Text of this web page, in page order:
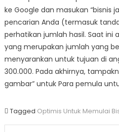
ke Google dan masukan “bisnis
pencarian Anda (termasuk
perhatikan jumlah hasil. Saat ini
yang merupakan jumlah yang
menyarankan untuk tujuan di
300.000. Pada akhirnya,
gambar” untuk Para pemula
Tagged Optimis Untuk Memulai